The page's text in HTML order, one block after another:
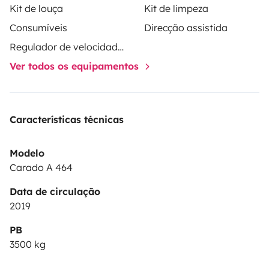
Kit de louça
Kit de limpeza
Consumíveis
Direcção assistida
Regulador de velocidade / Cruise Control
Ver todos os equipamentos
Características técnicas
Modelo
Carado A 464
Data de circulação
2019
PB
3500 kg